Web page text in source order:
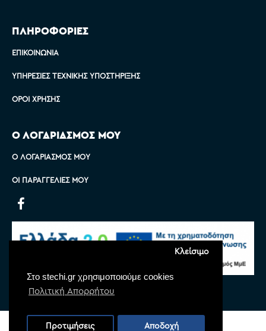
Στο stechi.gr χρησιμοποιούμε cookies
Πολιτική Απορρήτου
Κλείσιμο
Προτιμήσεις Αποδοχή
ΠΛΗΡΟΦΟΡΙΕΣ
ΕΠΙΚΟΙΝΩΝΊΑ
ΥΠΗΡΕΣΊΕΣ ΤΕΧΝΙΚΉΣ ΥΠΟΣΤΉΡΙΞΗΣ
ΌΡΟΙ ΧΡΉΣΗΣ
Ο ΛΟΓΑΡΙΑΣΜΟΣ ΜΟΥ
Ο ΛΟΓΑΡΙΑΣΜΌΣ ΜΟΥ
ΟΙ ΠΑΡΑΓΓΕΛΊΕΣ ΜΟΥ
Copyright © 2022 Stechi, All Rights Reserved